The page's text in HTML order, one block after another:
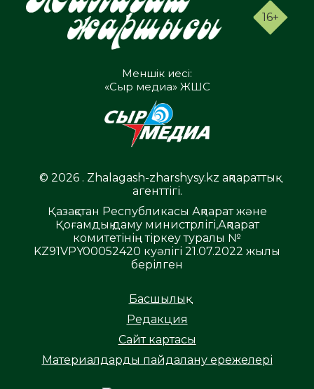
16+
Меншік иесі:
«Сыр медиа» ЖШС
© 2026 . Zhalagash-zharshysy.kz ақпараттық
агенттігі.
Қазақстан Республикасы Ақпарат және
Қоғамдық даму министрлігі,Ақпарат
комитетінің тіркеу туралы №
KZ91VPY00052420 куәлігі 21.07.2022 жылы
берілген
Басшылық
Редакция
Сайт картасы
Материалдарды пайдалану ережелері